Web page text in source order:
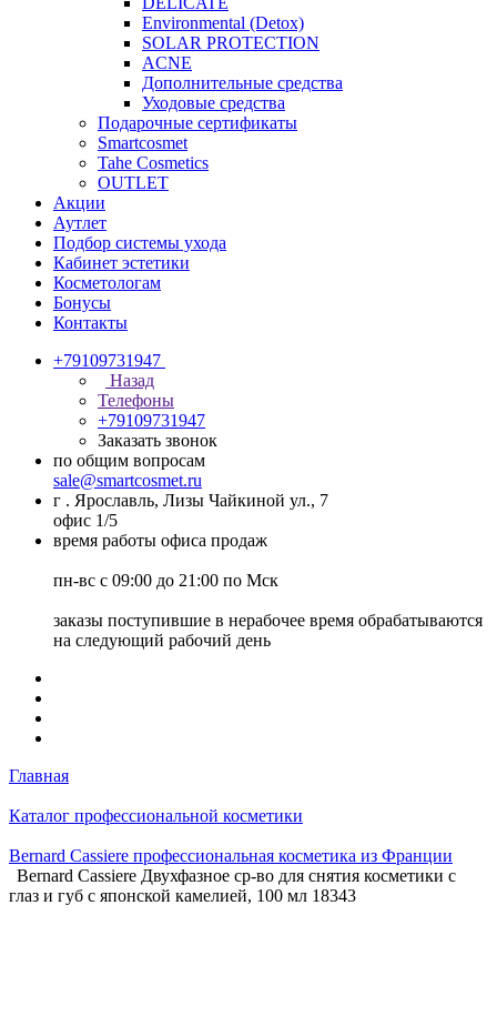
Environmental (Detox)
SOLAR PROTECTION
АCNE
Дополнительные средства
Уходовые средства
Подарочные сертификаты
Smartcosmet
Tahe Cosmetics
OUTLET
Акции
Аутлет
Подбор системы ухода
Кабинет эстетики
Косметологам
Бонусы
Контакты
+79109731947
Назад
Телефоны
+79109731947
Заказать звонок
по общим вопросам
sale@smartcosmet.ru
г . Ярославль, Лизы Чайкиной ул., 7
офис 1/5
время работы офиса продаж
пн-вс с 09:00 до 21:00 по Мск
заказы поступившие в нерабочее время обрабатываются
на следующий рабочий день
Главная
Каталог профессиональной косметики
Bernard Cassiere профессиональная косметика из Франции
Bernard Cassiere Двухфазное ср-во для снятия косметики с
глаз и губ с японской камелией, 100 мл 18343